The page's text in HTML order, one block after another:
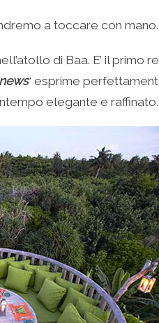
a toccare con mano.
di Baa. E’ il primo
“ esprime
elegante e raffinato.